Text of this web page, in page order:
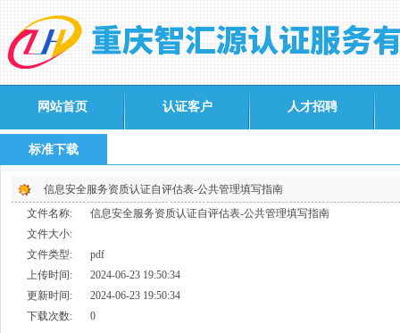
网站首页 认证客户 人才招聘
标准下载
信息安全服务资质认证自评估表-公共管理填写指南
文件名称:
信息安全服务资质认证自评估表-公共管理填写指南
文件大小:
文件类型:
pdf
上传时间:
2024-06-23 19:50:34
更新时间:
2024-06-23 19:50:34
下载次数:
0